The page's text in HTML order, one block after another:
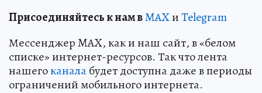
Присоединяйтесь к нам вMAXиTelegram
Мессенджер MAX, как и наш сайт, в «белом
списке» интернет-ресурсов. Так что лента
нашегоканалабудет доступна даже в периоды
ограничений мобильного интернета.